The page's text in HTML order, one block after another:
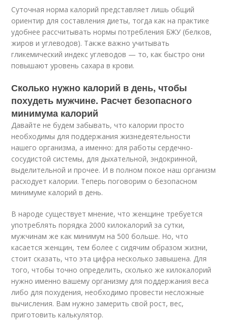
Суточная норма калорий представляет лишь общий
ориентир для составления диеты, тогда как на практике
удобнее рассчитывать нормы потребления БЖУ (белков,
жиров и углеводов). Также важно учитывать
гликемический индекс углеводов — то, как быстро они
повышают уровень сахара в крови.
Сколько нужно калорий в день, чтобы
похудеть мужчине. Расчет безопасного
минимума калорий
Давайте не будем забывать, что калории просто
необходимы для поддержания жизнедеятельности
нашего организма, а именно: для работы сердечно-
сосудистой системы, для дыхательной, эндокринной,
выделительной и прочее. И в полном покое наш организм
расходует калории. Теперь поговорим о безопасном
минимуме калорий в день.
В народе существует мнение, что женщине требуется
употреблять порядка 2000 килокалорий за сутки,
мужчинам же как минимум на 500 больше. Но, что
касается женщин, тем более с сидячим образом жизни,
стоит сказать, что эта цифра несколько завышена. Для
того, чтобы точно определить, сколько же килокалорий
нужно именно вашему организму для поддержания веса
либо для похудения, необходимо провести несложные
вычисления. Вам нужно замерить свой рост, вес,
приготовить калькулятор.